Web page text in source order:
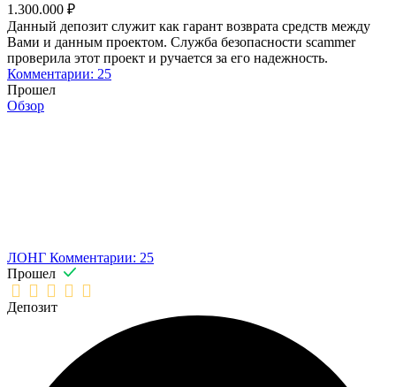
1.300.000 ₽
Данный депозит служит как гарант возврата средств между
Вами и данным проектом. Служба безопасности scammer
проверила этот проект и ручается за его надежность.
Комментарии: 25
Прошел
Обзор
ЛОНГ Комментарии: 25
Прошел
Депозит